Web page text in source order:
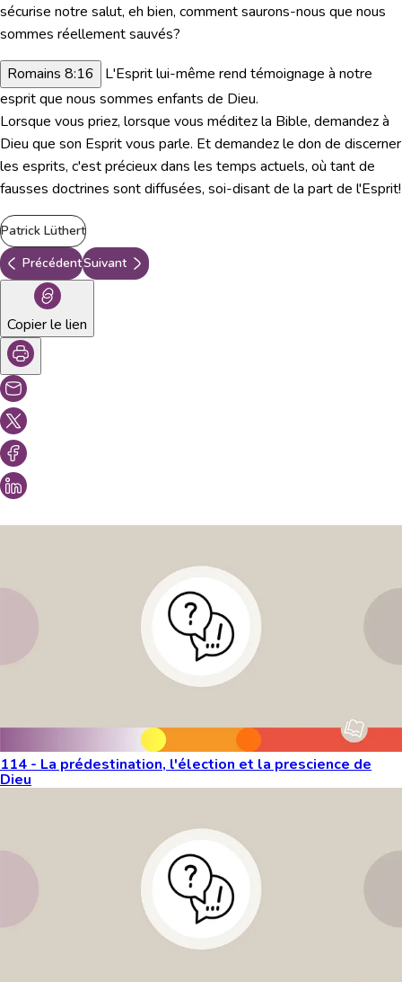
sécurise notre salut, eh bien, comment saurons-nous que nous
sommes réellement sauvés?
Romains 8:16
L'Esprit lui-même rend témoignage à notre
esprit que nous sommes enfants de Dieu.
Lorsque vous priez, lorsque vous méditez la Bible, demandez à
Dieu que son Esprit vous parle. Et demandez le don de discerner
les esprits, c'est précieux dans les temps actuels, où tant de
fausses doctrines sont diffusées, soi-disant de la part de l'Esprit!
Patrick Lüthert
PrécédentSuivant
Copier le lien
114 - La prédestination, l'élection et la prescience de
Dieu